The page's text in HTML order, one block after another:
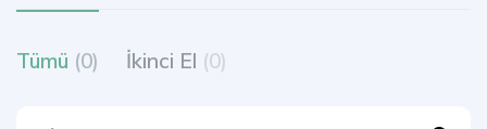
Tümü (0) İkinci El (0)